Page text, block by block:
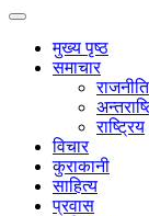
मुख्य पृष्ठ
समाचार
राजनीति
राष्ट्रिय
विचार
कुराकानी
साहित्य
प्रवास